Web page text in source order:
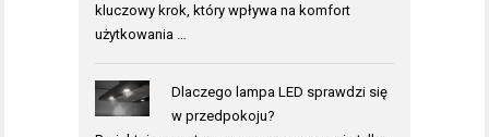
kluczowy krok, który wpływa na komfort
użytkowania …
Dlaczego lampa LED sprawdzi się
w przedpokoju?